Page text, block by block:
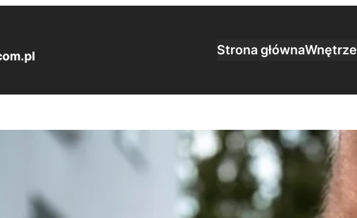
Strona głównaWnętrze